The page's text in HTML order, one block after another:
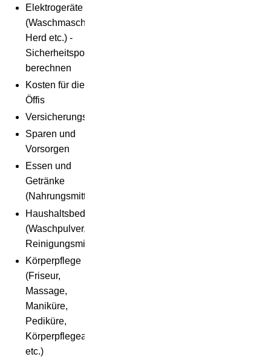
Elektrogeräte
(Waschmaschine,
Herd etc.) -
Sicherheitspolster
berechnen
Kosten für die
Öffis
Versicherungsprämien
Sparen und
Vorsorgen
Essen und
Getränke
(Nahrungsmittel)
Haushaltsbedarf
(Waschpulver,
Reinigungsmittel,...)
Körperpflege
(Friseur,
Massage,
Maniküre,
Pediküre,
Körperpflegeartikel
etc.)